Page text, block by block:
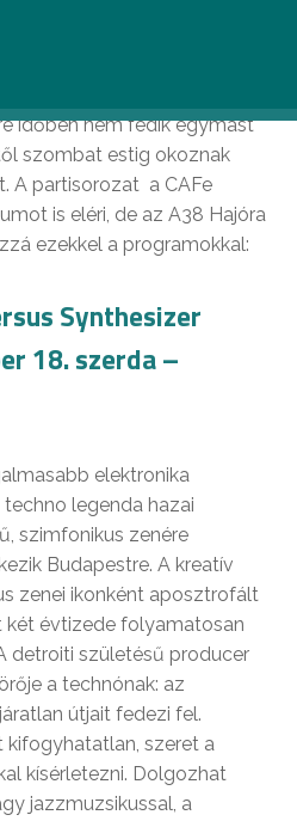
időben nem fedik egymást
szombat estig okoznak
A partisorozat a CAFe
is eléri, de az A38 Hajóra
ezekkel a programokkal:
Synthesizer
18. szerda –
elektronika
legenda hazai
szimfonikus zenére
Budapestre. A kreatív
zenei ikonként aposztrofált
két évtizede folyamatosan
detroiti születésű producer
a technónak: az
útjait fedezi fel.
kifogyhatatlan, szeret a
kísérletezni. Dolgozhat
jazzmuzsikussal, a